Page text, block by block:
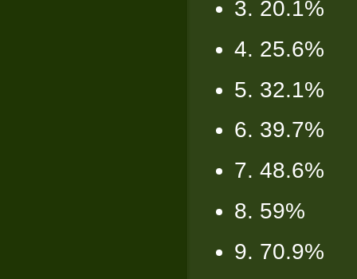
3. 20.1%
4. 25.6%
5. 32.1%
6. 39.7%
7. 48.6%
8. 59%
9. 70.9%